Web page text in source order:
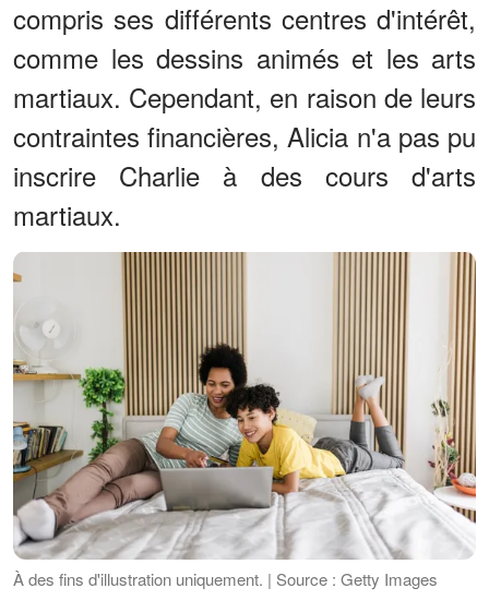
compris ses différents centres d'intérêt,
comme les dessins animés et les arts
martiaux. Cependant, en raison de leurs
contraintes financières, Alicia n'a pas pu
inscrire Charlie à des cours d'arts
martiaux.
À des fins d'illustration uniquement. | Source : Getty Images